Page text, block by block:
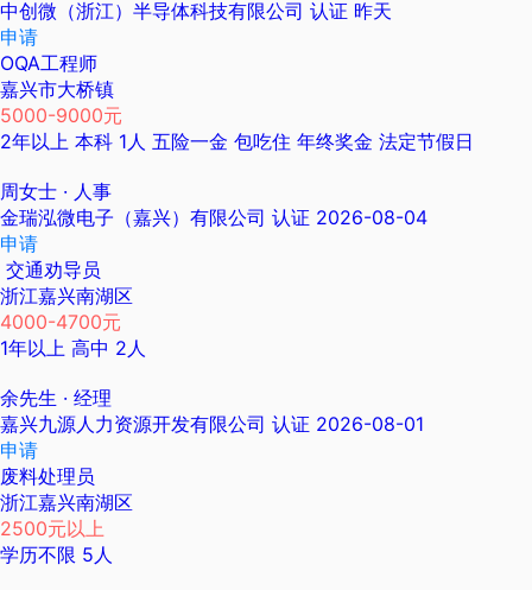
中创微（浙江）半导体科技有限公司 认证 昨天
申请
OQA工程师
嘉兴市大桥镇
5000-9000元
2年以上 本科 1人 五险一金 包吃住 年终奖金 法定节假日
周女士 · 人事
金瑞泓微电子（嘉兴）有限公司 认证 2026-08-04
申请
交通劝导员
浙江嘉兴南湖区
4000-4700元
1年以上 高中 2人
余先生 · 经理
嘉兴九源人力资源开发有限公司 认证 2026-08-01
申请
废料处理员
浙江嘉兴南湖区
2500元以上
学历不限 5人